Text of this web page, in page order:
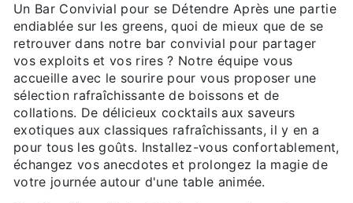
Un Bar Convivial pour se Détendre Après une partie
endiablée sur les greens, quoi de mieux que de se
retrouver dans notre bar convivial pour partager
vos exploits et vos rires ? Notre équipe vous
accueille avec le sourire pour vous proposer une
sélection rafraîchissante de boissons et de
collations. De délicieux cocktails aux saveurs
exotiques aux classiques rafraîchissants, il y en a
pour tous les goûts. Installez-vous confortablement,
échangez vos anecdotes et prolongez la magie de
votre journée autour d'une table animée.